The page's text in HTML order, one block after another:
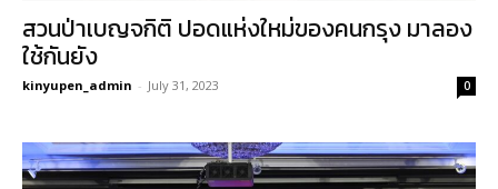
สวนป่าเบญจกิติ ปอดแห่งใหม่ของคนกรุง มาลอง
ใช้กันยัง
kinyupen_admin - July 31, 2023 0